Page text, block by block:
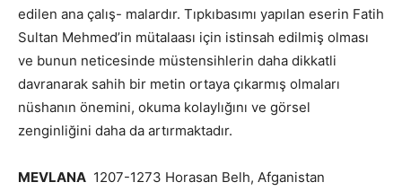
edilen ana çalış- malardır. Tıpkıbasımı yapılan eserin Fatih
Sultan Mehmed’in mütalaası için istinsah edilmiş olması
ve bunun neticesinde müstensihlerin daha dikkatli
davranarak sahih bir metin ortaya çıkarmış olmaları
nüshanın önemini, okuma kolaylığını ve görsel
zenginliğini daha da artırmaktadır.
MEVLANA 1207-1273 Horasan Belh, Afganistan